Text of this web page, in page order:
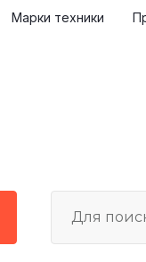
Марки техники